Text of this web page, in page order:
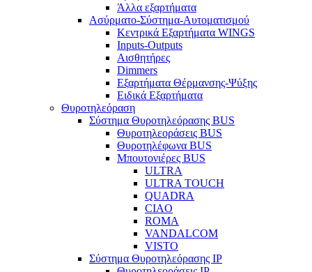
Άλλα εξαρτήματα
Ασύρματο-Σύστημα-Αυτοματισμού
Κεντρικά Εξαρτήματα WINGS
Inputs-Outputs
Αισθητήρες
Dimmers
Εξαρτήματα Θέρμανσης-Ψύξης
Ειδικά Εξαρτήματα
Θυροτηλεόραση
Σύστημα Θυροτηλεόρασης BUS
Θυροτηλεοράσεις BUS
Θυροτηλέφωνα BUS
Μπουτονιέρες BUS
ULTRA
ULTRA TOUCH
QUADRA
CIAO
ROMA
VANDALCOM
VISTO
Σύστημα Θυροτηλεόρασης IP